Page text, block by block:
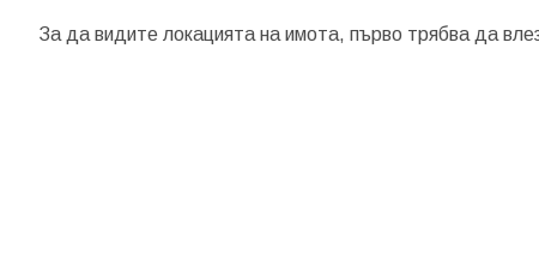
За да видите локацията на имота, първо трябва да